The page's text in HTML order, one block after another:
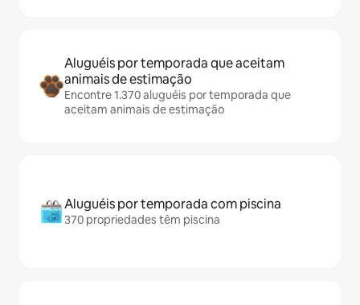
Aluguéis por temporada que aceitam
animais de estimação
Encontre 1.370 aluguéis por temporada que
aceitam animais de estimação
Aluguéis por temporada com piscina
370 propriedades têm piscina